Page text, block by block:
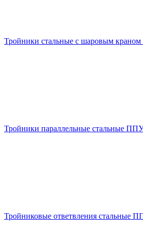
Тройники стальные с шаровым
Тройники параллельные стальные
Тройниковые ответвления стальные